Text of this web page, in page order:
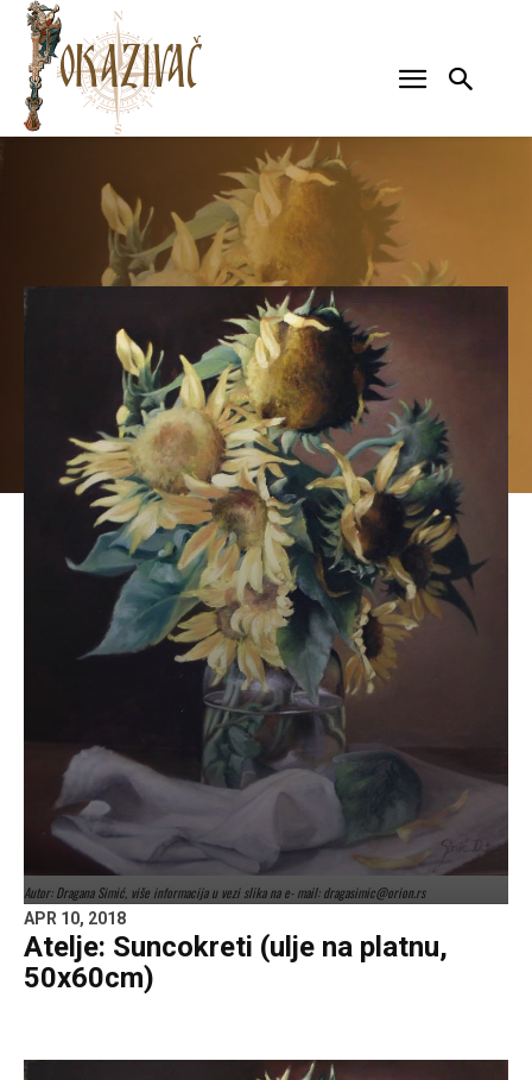
Autor: Dragana Simić, više informacija u vezi slika na e- mail: dragasimic@orion.rs
APR 10, 2018
Atelje: Suncokreti (ulje na platnu,
50x60cm)